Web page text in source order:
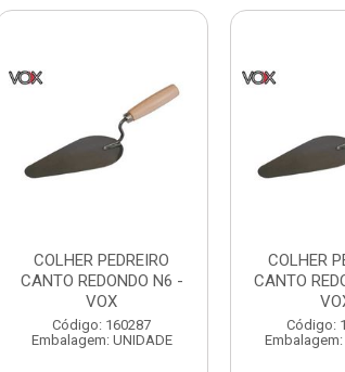
COLHER PEDREIRO
CANTO REDONDO N6 -
VOX
Código: 160287
Embalagem: UNIDADE
COLHER
CANTO
Código:
Embalagem: